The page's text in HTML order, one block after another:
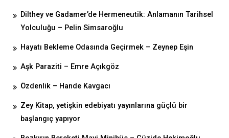
Dilthey ve Gadamer’de Hermeneutik: Anlamanın Tarihsel
Yolculuğu – Pelin Simsaroğlu
Hayatı Bekleme Odasında Geçirmek – Zeynep Eşin
Aşk Paraziti – Emre Açıkgöz
Özdenlik – Hande Kavgacı
Zey Kitap, yetişkin edebiyatı yayınlarına güçlü bir
başlangıç yapıyor